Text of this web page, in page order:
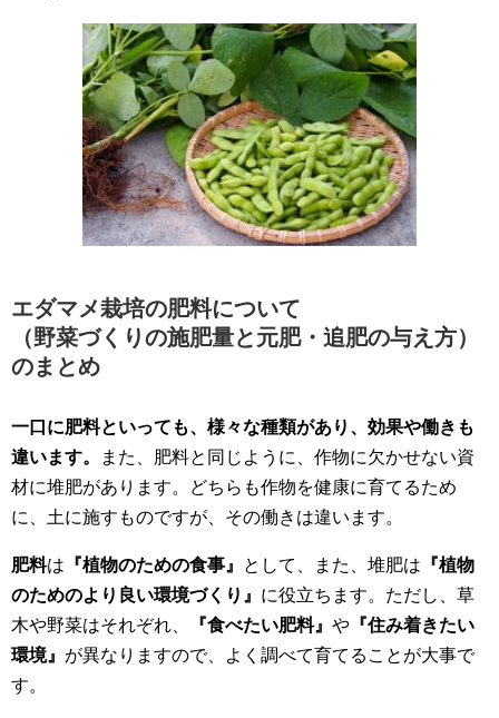
エダマメ栽培の肥料について
（野菜づくりの施肥量と元肥・追肥の与え方）
のまとめ
一口に肥料といっても、様々な種類があり、効果や働きも
違います。
また、肥料と同じように、作物に欠かせない資
材に堆肥があります。どちらも作物を健康に育てるため
に、土に施すものですが、その働きは違います。
肥料は 『植物のための食事』 として、また、堆肥は 『植物
のためのより良い環境づくり』 に役立ちます。ただし、草
木や野菜はそれぞれ、
『食べたい肥料』 や 『住み着きたい
環境』 が異なりますので、よく調べて育てることが大事で
す。